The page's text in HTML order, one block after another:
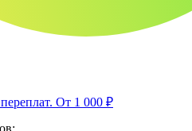
От 1 000 ₽